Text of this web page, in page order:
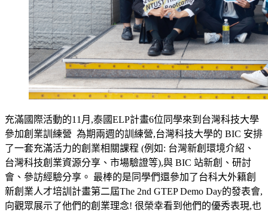
充滿國際活動的11月,泰國ELP計畫6位同學來到台灣科技大學
參加創業訓練營 為期兩週的訓練營,台灣科技大學的 BIC 安排
了一套充滿活力的創業相關課程 (例如: 台灣新創環境介紹、
台灣科技創業資源分享、市場驗證等),與 BIC 站新創、研討
會、參訪經驗分享。 最棒的是同學們還參加了台科大外籍創
新創業人才培訓計畫第二屆The 2nd GTEP Demo Day的發表會,
向觀眾展示了他們的創業理念! 很榮幸看到他們的優秀表現,也